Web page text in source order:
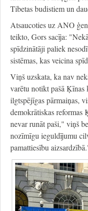
Tibetas budistiem un
Atsaucoties uz ANO
teikto, Gors sacīja:
spīdzinātāji paliek
sistēmas, kas veicina
Viņš uzskata, ka nav
varētu notikt pašā Ķīnas
ilgtspējīgas pārmaiņas,
demokrātiskas reformas
nevar runāt paši," viņš
nozīmīgu ieguldījumu
pamattiesību